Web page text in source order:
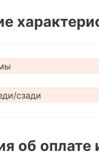
сзади
об оплате